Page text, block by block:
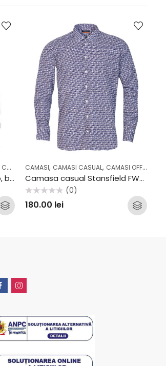
COLECTII ,ELEGANT
Camasa casual, elegant alb, buline Stansfield FW2102CS
CAMASI, CAMASI CASUAL, CAMASI OFFICE
Camasa casual Stansfield FW2011
la
(0)
180.00 lei